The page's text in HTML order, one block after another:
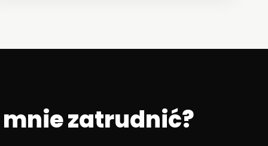
zatrudnić?